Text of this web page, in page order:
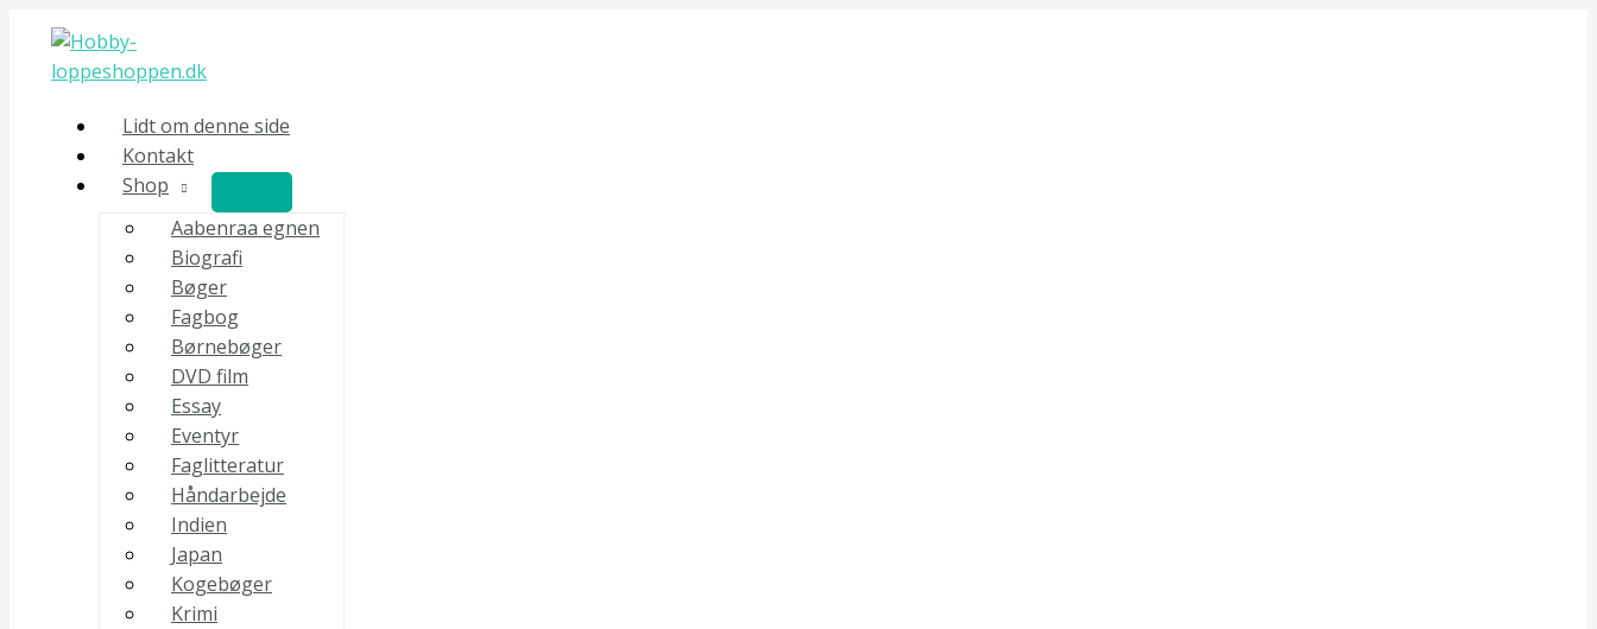
indholdet
Lidt om denne side
Kontakt
Shop
Aabenraa egnen
Biografi
Bøger
Fagbog
Børnebøger
DVD film
Essay
Eventyr
Faglitteratur
Håndarbejde
Indien
Japan
Kogebøger
Krimi
national
privatret,
formuerettens
område.